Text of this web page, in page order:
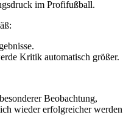
im Profifußball.
Kritik automatisch größer.
Beobachtung,
wieder erfolgreicher werden